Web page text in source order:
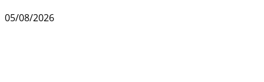
05/08/2026